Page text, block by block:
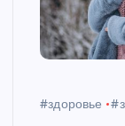
#здоровье